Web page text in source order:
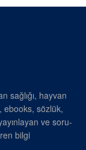
sağlığı, hayvan
ebooks, sözlük,
ve soru-
bilgi